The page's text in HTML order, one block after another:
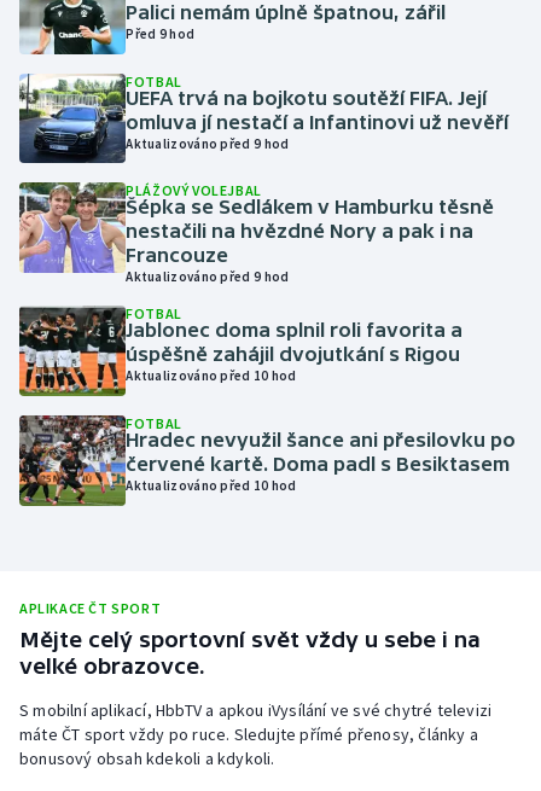
Jezdectví
Judo
Krasobruslení
Lezení
Lyže a snowboard
Moderní pětiboj
Motorsport
Olympijské hry
Parasport
Plážový volejbal
Ragby
Rychlobruslení
Rychlostní kanoistika
Palici nemám úplně špatnou, zářil
Před 9 hod
FOTBAL
UEFA trvá na bojkotu soutěží FIFA. Její
omluva jí nestačí a Infantinovi už nevěří
Aktualizováno před 9 hod
PLÁŽOVÝ VOLEJBAL
Šépka se Sedlákem v Hamburku těsně
nestačili na hvězdné Nory a pak i na
Francouze
Aktualizováno před 9 hod
FOTBAL
Jablonec doma splnil roli favorita a
úspěšně zahájil dvojutkání s Rigou
Aktualizováno před 10 hod
FOTBAL
Hradec nevyužil šance ani přesilovku po
červené kartě. Doma padl s Besiktasem
Aktualizováno před 10 hod
APLIKACE ČT SPORT
Mějte celý sportovní svět vždy u sebe i na
velké obrazovce.
S mobilní aplikací, HbbTV a apkou iVysílání ve své chytré televizi
máte ČT sport vždy po ruce. Sledujte přímé přenosy, články a
bonusový obsah kdekoli a kdykoli.